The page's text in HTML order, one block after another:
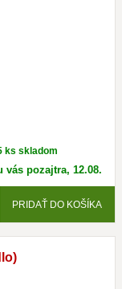
ks skladom
vás pozajtra, 12.08.
PRIDAŤ DO KOŠÍKA